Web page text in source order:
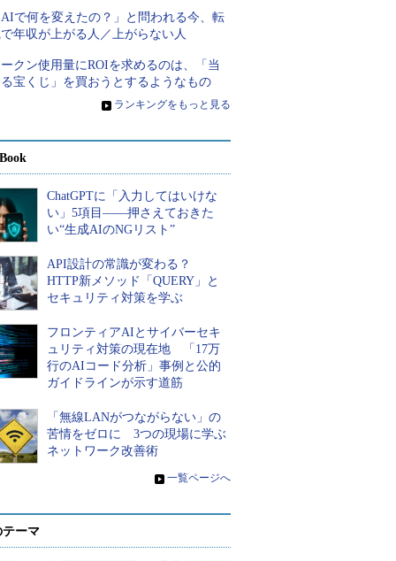
で何を変えたの？」と問われる今、転
年収が上がる人／上がらない人
クン使用量にROIを求めるのは、「当
宝くじ」を買おうとするようなもの
» ランキングをもっと見る
ChatGPTに「入力してはいけな
い」5項目――押さえておきた
い“生成AIのNGリスト”
API設計の常識が変わる？
HTTP新メソッド「QUERY」と
セキュリティ対策を学ぶ
フロンティアAIとサイバーセキ
ュリティ対策の現在地 「17万
行のAIコード分析」事例と公的
ガイドラインが示す道筋
「無線LANがつながらない」の
苦情をゼロに 3つの現場に学ぶ
ネットワーク改善術
» 一覧ページへ
ーマ